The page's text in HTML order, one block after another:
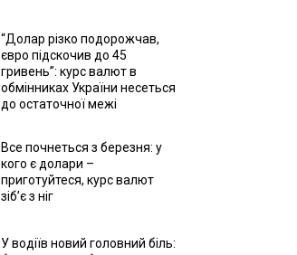
“Долар різко подорожчав,
євро підскочив до 45
гривень”: курс валют в
обмінниках України несеться
до остаточної межі
Все почнеться з березня: у
кого є долари –
приготуйтеся, курс валют
зіб’є з ніг
У водіїв новий головний біль: